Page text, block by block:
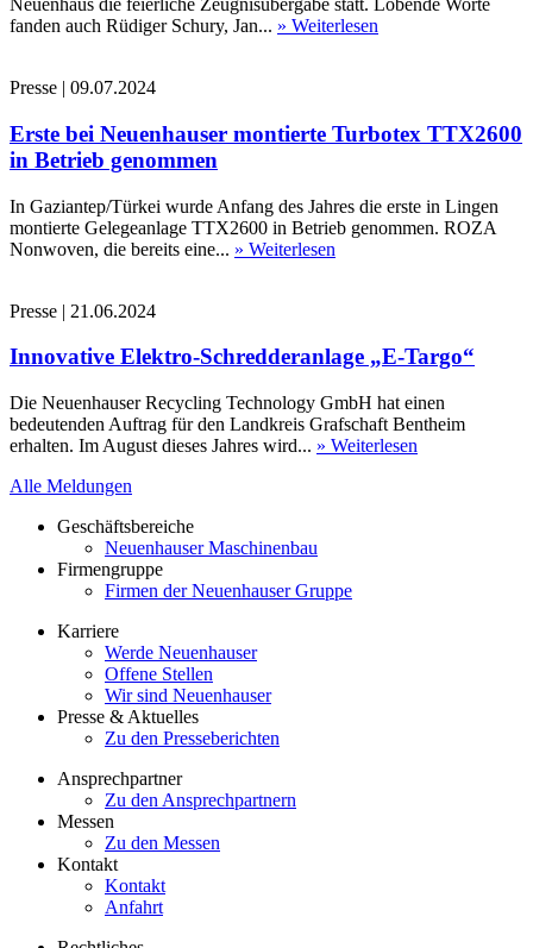
Neuenhaus die feierliche Zeugnisübergabe statt. Lobende Worte
fanden auch Rüdiger Schury, Jan... » Weiterlesen
Presse | 09.07.2024
Erste bei Neuenhauser montierte Turbotex TTX2600
in Betrieb genommen
In Gaziantep/Türkei wurde Anfang des Jahres die erste in Lingen
montierte Gelegeanlage TTX2600 in Betrieb genommen. ROZA
Nonwoven, die bereits eine... » Weiterlesen
Presse | 21.06.2024
Innovative Elektro-Schredderanlage „E-Targo“
Die Neuenhauser Recycling Technology GmbH hat einen
bedeutenden Auftrag für den Landkreis Grafschaft Bentheim
erhalten. Im August dieses Jahres wird... » Weiterlesen
Alle Meldungen
Geschäftsbereiche
Neuenhauser Maschinenbau
Firmengruppe
Firmen der Neuenhauser Gruppe
Karriere
Werde Neuenhauser
Offene Stellen
Wir sind Neuenhauser
Presse & Aktuelles
Zu den Presseberichten
Ansprechpartner
Zu den Ansprechpartnern
Messen
Zu den Messen
Kontakt
Kontakt
Anfahrt